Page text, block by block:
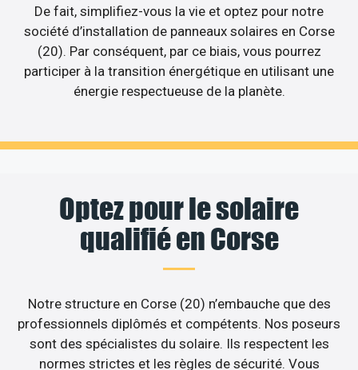
De fait, simplifiez-vous la vie et optez pour notre
société d’installation de panneaux solaires en Corse
(20). Par conséquent, par ce biais, vous pourrez
participer à la transition énergétique en utilisant une
énergie respectueuse de la planète.
Optez pour le solaire
qualifié en Corse
Notre structure en Corse (20) n’embauche que des
professionnels diplômés et compétents. Nos poseurs
sont des spécialistes du solaire. Ils respectent les
normes strictes et les règles de sécurité. Vous